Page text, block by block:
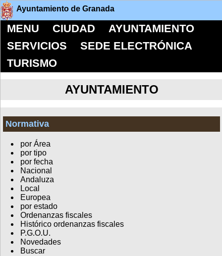
Ayuntamiento de Granada
MENU CIUDAD
AYUNTAMIENTO
SERVICIOS
SEDE ELECTRÓNICA
TURISMO
AYUNTAMIENTO
Normativa
por Área
por tipo
por fecha
Nacional
Andaluza
Local
Europea
por estado
Ordenanzas fiscales
Histórico ordenanzas fiscales
P.G.O.U.
Novedades
Buscar